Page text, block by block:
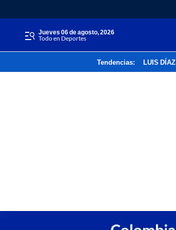
jueves 06 de agosto, 2026
Todo en Deportes
Tendencias: LUIS DÍAZ